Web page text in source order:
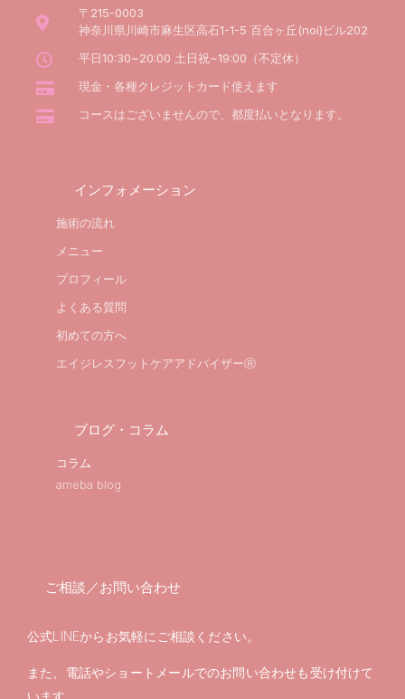
〒215-0003
神奈川県川崎市麻生区高石1-1-5 百合ヶ丘(noi)ビル202
平日10:30~20:00 土日祝~19:00（不定休）
現金・各種クレジットカード使えます
コースはございませんので、都度払いとなります。
インフォメーション
施術の流れ
メニュー
プロフィール
よくある質問
初めての方へ
エイジレスフットケアアドバイザーⓇ
ブログ・コラム
コラム
ameba blog
ご相談／お問い合わせ
公式LINEからお気軽にご相談ください。
また、電話やショートメールでのお問い合わせも受け付けて